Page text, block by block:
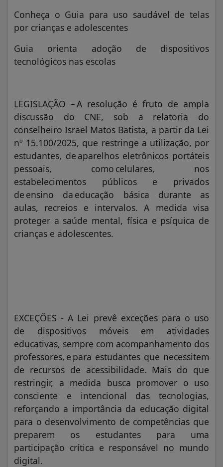
Conheça o Guia para uso saudável de telas
por crianças e adolescentes
Guia orienta adoção de dispositivos
tecnológicos nas escolas
LEGISLAÇÃO – A resolução é fruto de ampla
discussão do CNE, sob a relatoria do
conselheiro Israel Matos Batista, a partir da Lei
nº 15.100/2025, que restringe a utilização, por
estudantes, de aparelhos eletrônicos portáteis
pessoais, como celulares, nos
estabelecimentos públicos e privados
de ensino da educação básica durante as
aulas, recreios e intervalos. A medida visa
proteger a saúde mental, física e psíquica de
crianças e adolescentes.
EXCEÇÕES - A Lei prevê exceções para o uso
de dispositivos móveis em atividades
educativas, sempre com acompanhamento dos
professores, e para estudantes que necessitem
de recursos de acessibilidade. Mais do que
restringir, a medida busca promover o uso
consciente e intencional das tecnologias,
reforçando a importância da educação digital
para o desenvolvimento de competências que
preparem os estudantes para uma
participação crítica e responsável no mundo
digital.